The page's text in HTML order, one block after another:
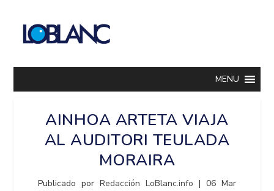
MENU
AINHOA ARTETA VIAJA
AL AUDITORI TEULADA
MORAIRA
Publicado porRedacción LoBlanc.info | 06 Mar